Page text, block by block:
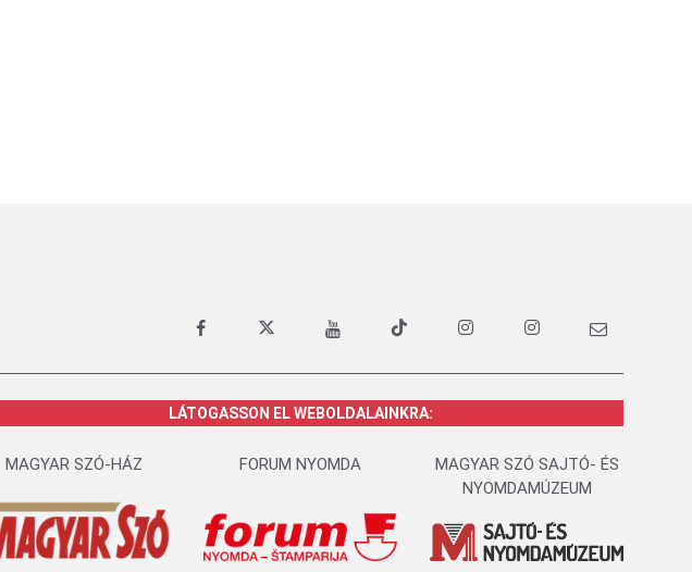
LÁTOGASSON EL WEBOLDALAINKRA:
MAGYAR SZÓ-HÁZ FORUM NYOMDA
MAGYAR SZÓ SAJTÓ- ÉS
NYOMDAMÚZEUM